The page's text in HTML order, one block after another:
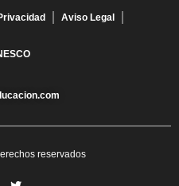
Aviso Legal
reservados